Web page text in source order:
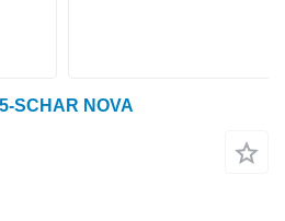
SCHAR NOVA